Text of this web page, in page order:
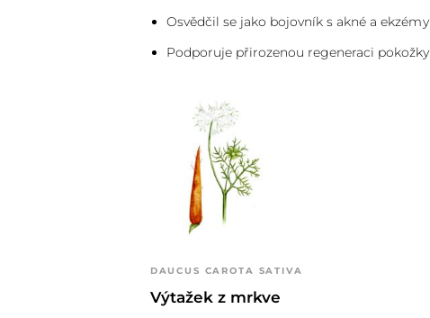
Osvědčil se jako bojovník s akné a ekzémy
Podporuje přirozenou regeneraci pokožky
DAUCUS CAROTA SATIVA
Výtažek z mrkve